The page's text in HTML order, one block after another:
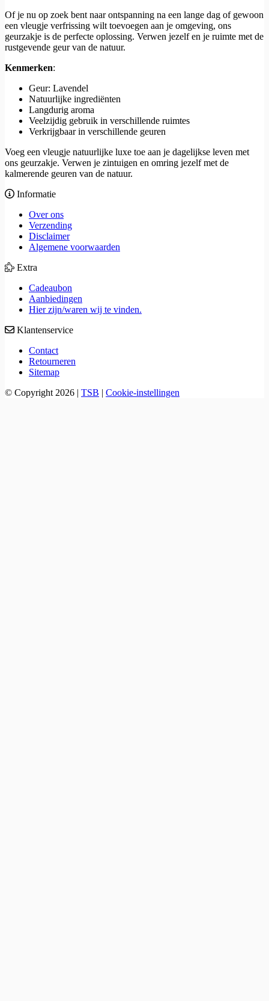
Of je nu op zoek bent naar ontspanning na een lange dag of gewoon
een vleugje verfrissing wilt toevoegen aan je omgeving, ons
geurzakje is de perfecte oplossing. Verwen jezelf en je ruimte met de
rustgevende geur van de natuur.
Kenmerken:
Geur: Lavendel
Natuurlijke ingrediënten
Langdurig aroma
Veelzijdig gebruik in verschillende ruimtes
Verkrijgbaar in verschillende geuren
Voeg een vleugje natuurlijke luxe toe aan je dagelijkse leven met
ons geurzakje. Verwen je zintuigen en omring jezelf met de
kalmerende geuren van de natuur.
Informatie
Over ons
Verzending
Disclaimer
Algemene voorwaarden
Extra
Cadeaubon
Aanbiedingen
Hier zijn/waren wij te vinden.
Klantenservice
Contact
Retourneren
Sitemap
© Copyright 2026 | TSB | Cookie-instellingen